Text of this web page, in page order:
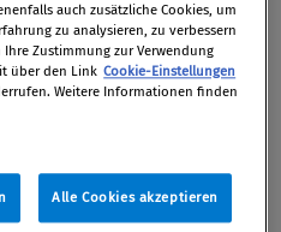
sich Korruption so
auch zusätzliche Cookies, um
zu analysieren, zu verbessern
Zustimmung zur Verwendung
über den Link Cookie-Einstellungen
Weitere Informationen finden
Alle Cookies akzeptieren